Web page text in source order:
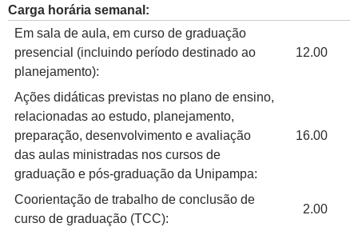
Carga horária semanal:
Em sala de aula, em curso de graduação
presencial (incluindo período destinado ao
planejamento):
12.00
Ações didáticas previstas no plano de ensino,
relacionadas ao estudo, planejamento,
preparação, desenvolvimento e avaliação
das aulas ministradas nos cursos de
graduação e pós-graduação da Unipampa:
16.00
Coorientação de trabalho de conclusão de
curso de graduação (TCC):
2.00